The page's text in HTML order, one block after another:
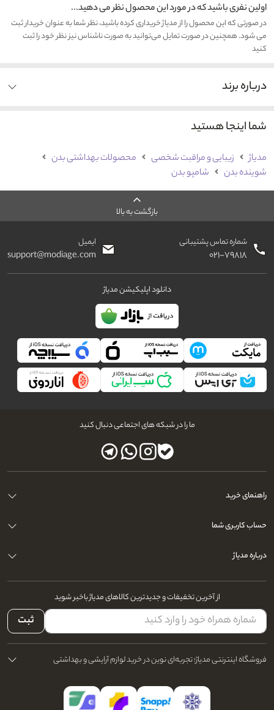
اولین نفری باشید که در مورد این محصول نظر می دهید...
در صورتی که این محصول را از مدیاژ خریداری کرده باشید، نظر شما به عنوان خریدار ثبت
می شود. همچنین در صورت تمایل می‌توانید به صورت ناشناس نیز نظر خود را ثبت
کنید
درباره برند
شما اینجا هستید
مدیاژ زیبایی و مراقبت شخصی
محصولات بهداشتی بدن
شوینده بدن
شامپو بدن
بازگشت به بالا
شماره تماس پشتیبانی
۰۲۱-۷۹۸۱۸
ایمیل
support@modiage.com
دانلود اپلیکیشن مدیاژ
ما را در شبکه های اجتماعی دنبال کنید
راهنمای خرید
حساب کاربری شما
درباره مدیاژ
از آخرین تخفیفات و جدیدترین کالاهای مدیاژ باخبر شوید
ثبت
فروشگاه اینترنتی مدیاژ؛ تجربه‌ای نوین در خرید لوازم آرایشی و بهداشتی